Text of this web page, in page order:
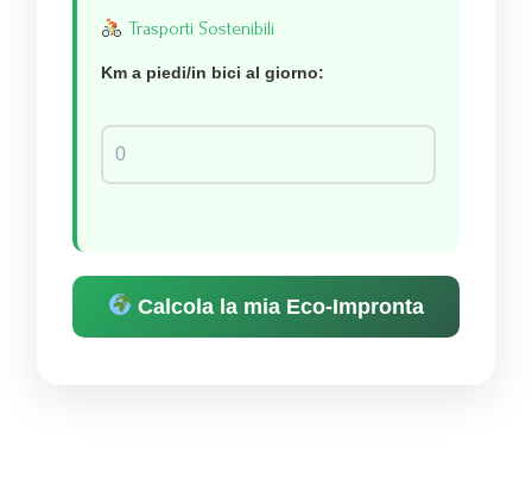
Trasporti Sostenibili
Km a piedi/in bici al giorno:
Calcola la mia Eco-Impronta